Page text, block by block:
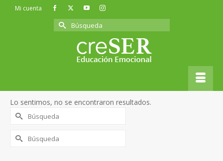
Mi cuenta
Buscar
por:
Lo sentimos, no se encontraron resultados.
Buscar
por:
Buscar
por: